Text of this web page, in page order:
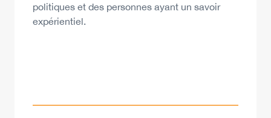
politiques et des personnes ayant un savoir
expérientiel.